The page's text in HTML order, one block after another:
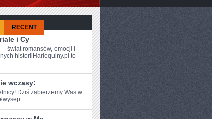
RECENT
i Cy
– świat romansów, emocji i
historiiHarlequiny.pl to
wczasy:
Dziś zabierzemy Was w‌
...